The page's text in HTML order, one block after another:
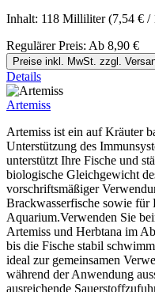
Inhalt: 118 Milliliter(7,54 €
Regulärer Preis: Ab 8,90 €
Preise inkl. MwSt. zzgl.
Details
Artemiss
Artemiss ist ein auf Kräuter
Unterstützung des
unterstützt Ihre Fische und
biologische Gleichgewicht
vorschriftsmäßiger
Brackwasserfische sowie
Aquarium.Verwenden Sie
Artemiss und Herbtana im
bis die Fische stabil
ideal zur gemeinsamen
während der Anwendung
ausreichende